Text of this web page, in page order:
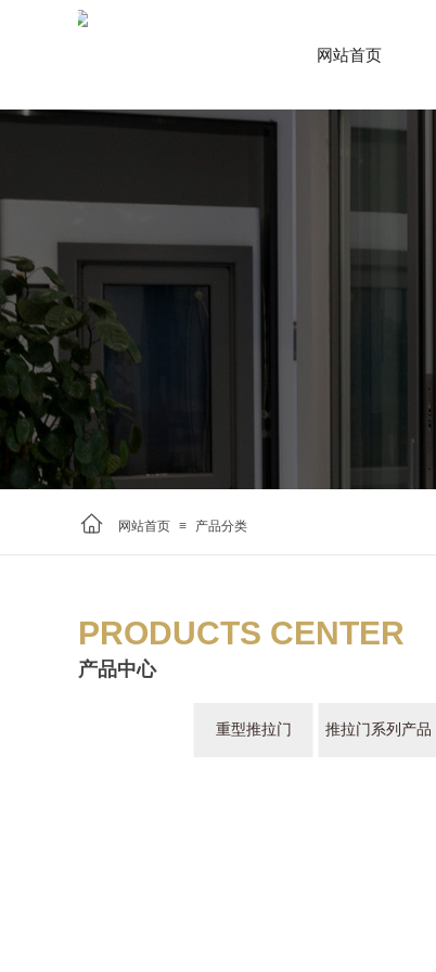
网站首页 ≡ 产品分类
PRODUCTS CENTER
产品中心
重型推拉门 推拉门系列产品
网站首页